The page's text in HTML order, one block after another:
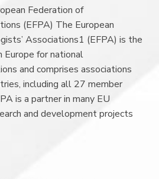
Federation of
(EFPA) The European
Associations1 (EFPA) is the
Europe for national
and comprises associations
including all 27 member
is a partner in many EU
and development projects